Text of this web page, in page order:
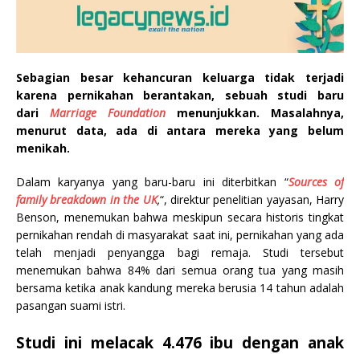
Sebagian besar kehancuran keluarga tidak terjadi
karena pernikahan berantakan, sebuah studi baru
dari Marriage Foundation menunjukkan. Masalahnya,
menurut data, ada di antara mereka yang belum
menikah.
Dalam karyanya yang baru-baru ini diterbitkan “Sources of
family breakdown in the UK,“, direktur penelitian yayasan, Harry
Benson, menemukan bahwa meskipun secara historis tingkat
pernikahan rendah di masyarakat saat ini, pernikahan yang ada
telah menjadi penyangga bagi remaja. Studi tersebut
menemukan bahwa 84% dari semua orang tua yang masih
bersama ketika anak kandung mereka berusia 14 tahun adalah
pasangan suami istri.
Studi ini melacak 4.476 ibu dengan anak